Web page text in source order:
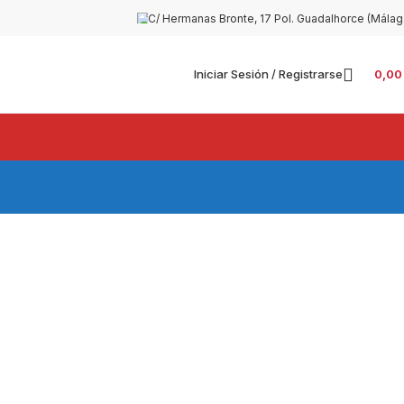
C/ Hermanas Bronte, 17 Pol. Guadalhorce
Iniciar Sesión / Registrarse 0,00